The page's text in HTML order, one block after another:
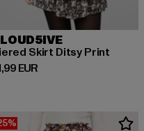
EUR
Skirt Ditsy Print
EUR Preis: 21,99 EUR